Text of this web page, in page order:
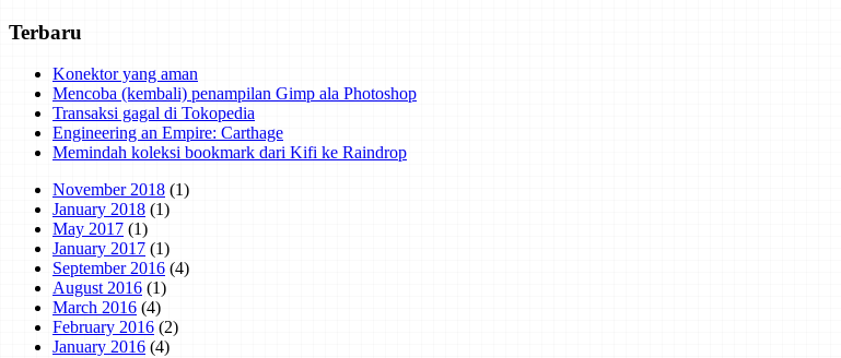
Terbaru
Konektor yang aman
Mencoba (kembali) penampilan Gimp ala Photoshop
Transaksi gagal di Tokopedia
Engineering an Empire: Carthage
Memindah koleksi bookmark dari Kifi ke Raindrop
November 2018 (1)
January 2018 (1)
May 2017 (1)
January 2017 (1)
September 2016 (4)
August 2016 (1)
March 2016 (4)
February 2016 (2)
January 2016 (4)